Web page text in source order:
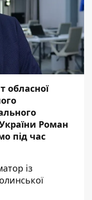
обласної
Роман
під час
із